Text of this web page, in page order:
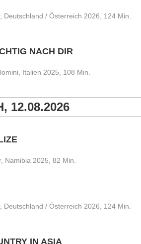
Deutschland / Österreich 2026, 124 Min.
NACH DIR
Italien 2025, 108 Min.
12.08.2026
Namibia 2025, 82 Min.
Deutschland / Österreich 2026, 124 Min.
IN ASIA